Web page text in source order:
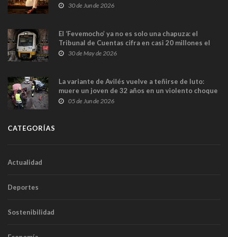
en Madrid
30 de Jun de 2026
El ‘Fevemocho’ ya no es solo una chapuza: el
Tribunal de Cuentas cifra en casi 20 millones el
sobrecoste de los trenes que no cabían por los
30 de May de 2026
La variante de Avilés vuelve a teñirse de luto:
muere un joven de 32 años en un violento choque
frontal
05 de Jun de 2026
CATEGORÍAS
Actualidad
Deportes
Sostenibilidad